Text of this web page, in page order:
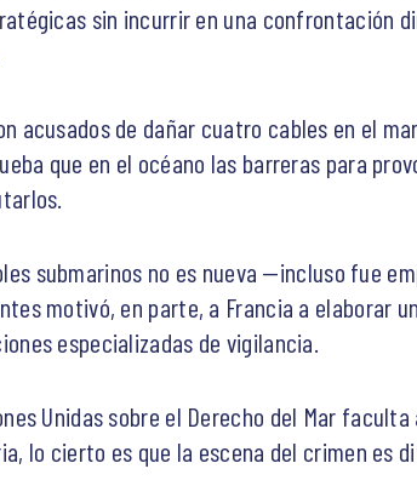
sin incurrir en una confrontación
acusados de dañar cuatro cables en el
que en el océano las barreras para
submarinos no es nueva —incluso fue
motivó, en parte, a Francia a elaborar
especializadas de vigilancia.
Unidas sobre el Derecho del Mar
lo cierto es que la escena del crimen es